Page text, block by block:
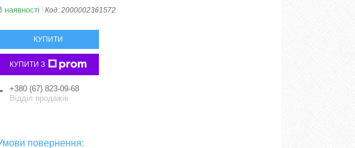
наявності Код: 2000002361572
КУПИТИ
КУПИТИ З
+380 (67) 823-09-68
Відділ продажів